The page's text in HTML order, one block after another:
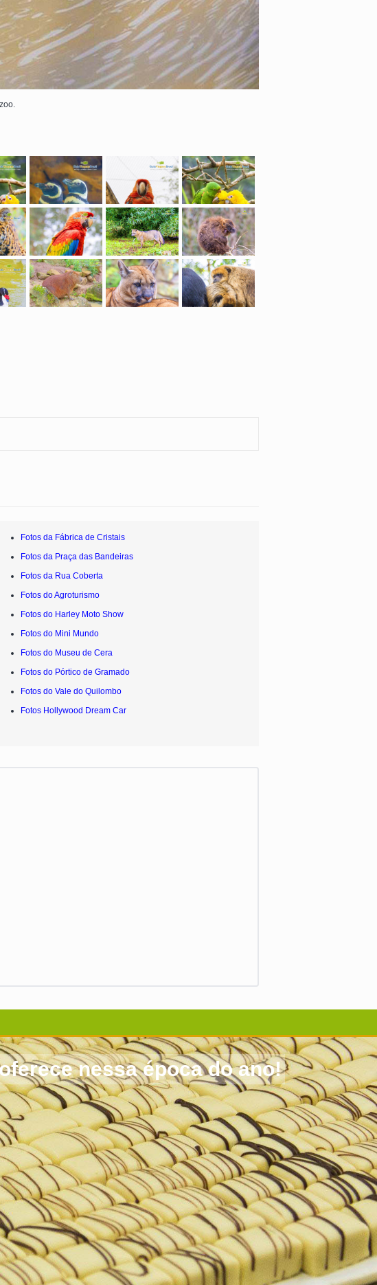
Fotos da Fábrica de Cristais
Fotos da Praça das Bandeiras
Fotos da Rua Coberta
Fotos do Agroturismo
Fotos do Harley Moto Show
Fotos do Mini Mundo
Fotos do Museu de Cera
Fotos do Pórtico de Gramado
Fotos do Vale do Quilombo
Fotos Hollywood Dream Car
nessa época do ano!